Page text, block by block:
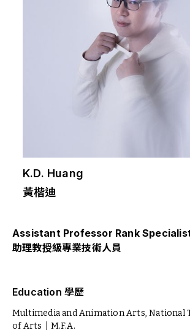
K.D. Huang
黃楷迪
Assistant Professor Rank
助理教授級專業技術人員
Education 學歷
Multimedia and Animation Arts, National
of Arts｜M.F.A.